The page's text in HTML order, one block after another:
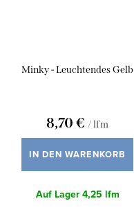
Minky - Leuchtendes Gelb
8,70 € / lfm
IN DEN WARENKORB
Auf Lager4,25 lfm